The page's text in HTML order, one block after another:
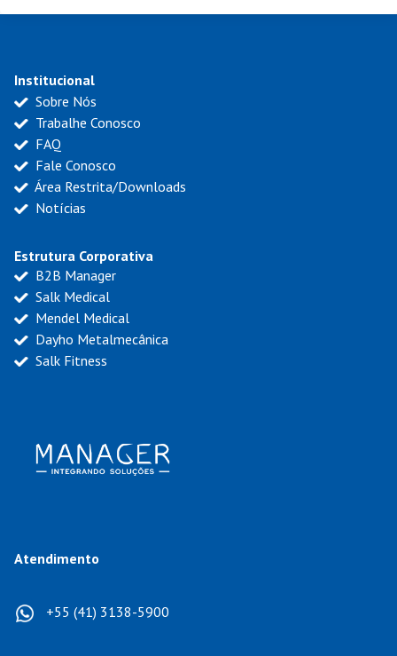
Institucional
Sobre Nós
Trabalhe Conosco
FAQ
Fale Conosco
Área Restrita/Downloads
Notícias
Estrutura Corporativa
B2B Manager
Salk Medical
Mendel Medical
Dayho Metalmecânica
Salk Fitness
Atendimento
+55 (41) 3138-5900